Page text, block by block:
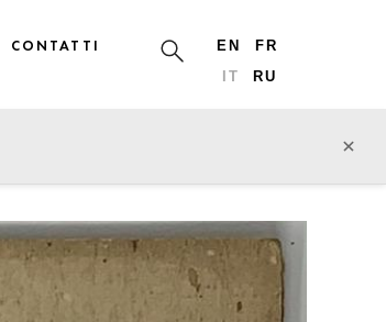
CONTATTI EN
FR
IT
RU
×